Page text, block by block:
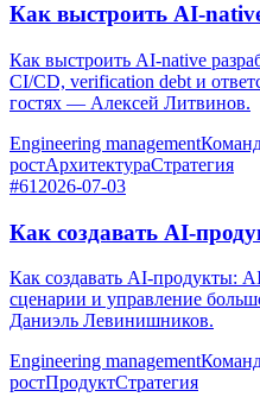
Как выстроить AI-
Как выстроить AI-native
CI/CD, verification debt и
гостях — Алексей Литвинов.
Engineering management
ростАрхитектураСтратегия
#61 2026-07-03
Как создавать AI-
Как создавать AI-продукты:
сценарии и управление
Даниэль Левинишников.
Engineering management
ростПродуктСтратегия